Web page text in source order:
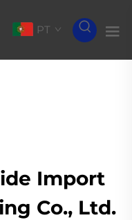
PT
Import
Co., Ltd.